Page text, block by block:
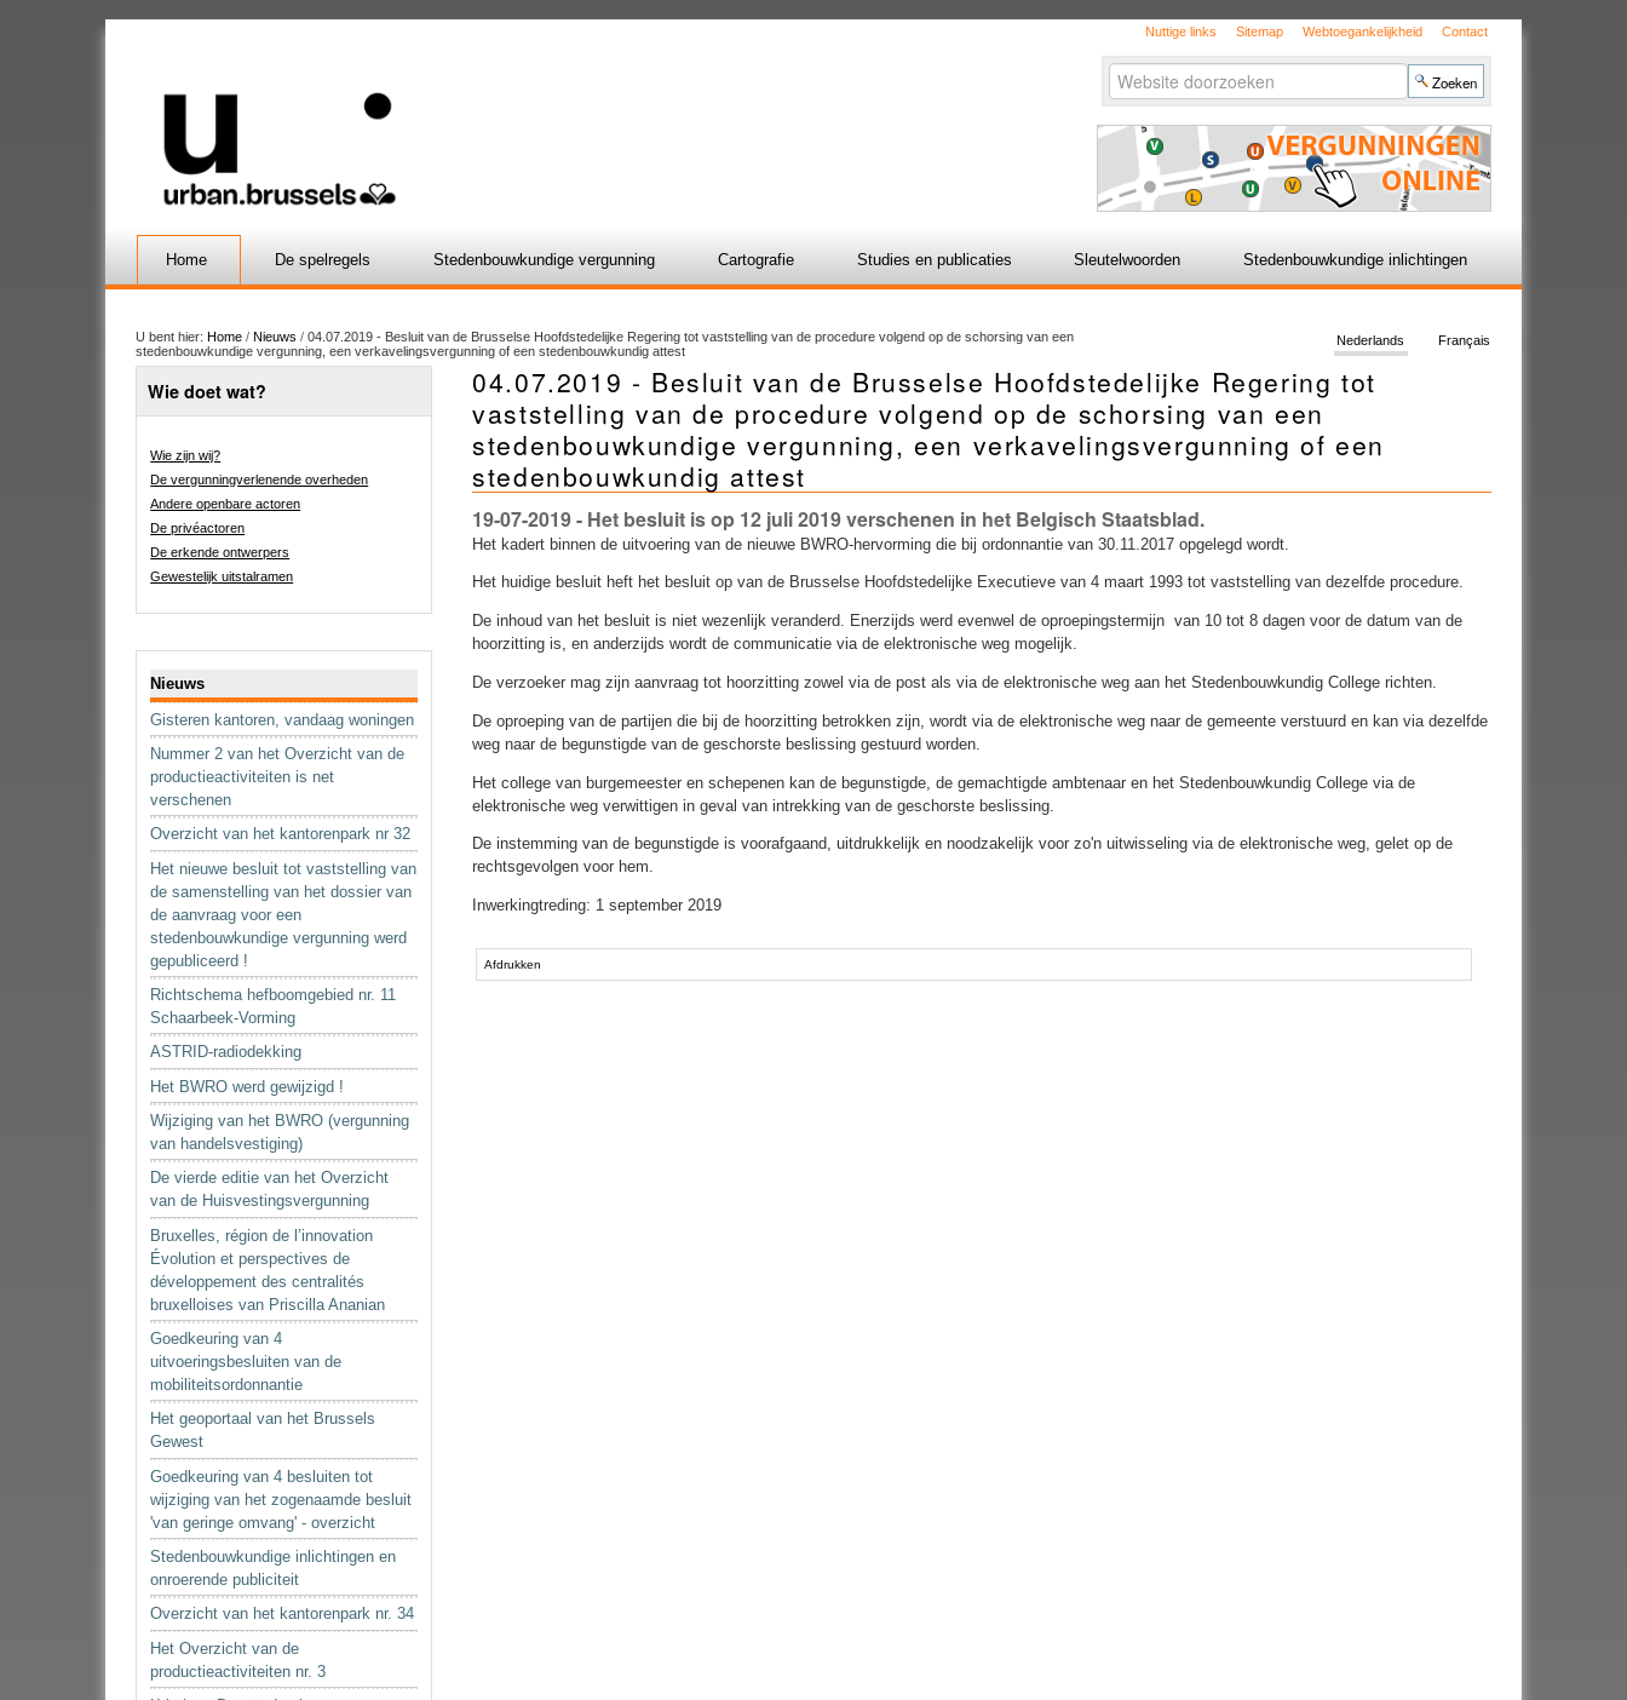
Nuttige links Sitemap Webtoegankelijkheid Contact
Zoek
zoeken...
Home De spelregels Stedenbouwkundige vergunning Cartografie Studies en publicaties Sleutelwoorden Stedenbouwkundige inlichtingen
U bent hier: Home / Nieuws / 04.07.2019 - Besluit van de Brusselse Hoofdstedelijke Regering tot vaststelling van de procedure volgend op de schorsing van een
stedenbouwkundige vergunning, een verkavelingsvergunning of een stedenbouwkundig attest
Français
Nederlands
Wie doet wat?
Wie zijn wij?
De vergunningverlenende overheden
Andere openbare actoren
De privéactoren
De erkende ontwerpers
Gewestelijk uitstalramen
Nieuws
Gisteren kantoren, vandaag woningen
Nummer 2 van het Overzicht van de
productieactiviteiten is net
verschenen
Overzicht van het kantorenpark nr 32
Het nieuwe besluit tot vaststelling van
de samenstelling van het dossier van
de aanvraag voor een
stedenbouwkundige vergunning werd
gepubliceerd !
Richtschema hefboomgebied nr. 11
Schaarbeek-Vorming
ASTRID-radiodekking
Het BWRO werd gewijzigd !
Wijziging van het BWRO (vergunning
van handelsvestiging)
De vierde editie van het Overzicht
van de Huisvestingsvergunning
Bruxelles, région de l’innovation
Évolution et perspectives de
développement des centralités
bruxelloises van Priscilla Ananian
Goedkeuring van 4
uitvoeringsbesluiten van de
mobiliteitsordonnantie
Het geoportaal van het Brussels
Gewest
Goedkeuring van 4 besluiten tot
wijziging van het zogenaamde besluit
'van geringe omvang' - overzicht
Stedenbouwkundige inlichtingen en
onroerende publiciteit
Overzicht van het kantorenpark nr. 34
Het Overzicht van de
productieactiviteiten nr. 3
04.07.2019 - Besluit van de Brusselse Hoofdstedelijke Regering tot
vaststelling van de procedure volgend op de schorsing van een
stedenbouwkundige vergunning, een verkavelingsvergunning of een
stedenbouwkundig attest
19-07-2019- Het besluit is op 12 juli 2019 verschenen in het Belgisch Staatsblad.
Het kadert binnen de uitvoering van de nieuwe BWRO-hervorming die bij ordonnantie van 30.11.2017 opgelegd wordt.
Het huidige besluit heft het besluit op van de Brusselse Hoofdstedelijke Executieve van 4 maart 1993 tot vaststelling van dezelfde procedure.
De inhoud van het besluit is niet wezenlijk veranderd. Enerzijds werd evenwel de oproepingstermijn van 10 tot 8 dagen voor de datum van de
hoorzitting is, en anderzijds wordt de communicatie via de elektronische weg mogelijk.
De verzoeker mag zijn aanvraag tot hoorzitting zowel via de post als via de elektronische weg aan het Stedenbouwkundig College richten.
De oproeping van de partijen die bij de hoorzitting betrokken zijn, wordt via de elektronische weg naar de gemeente verstuurd en kan via dezelfde
weg naar de begunstigde van de geschorste beslissing gestuurd worden.
Het college van burgemeester en schepenen kan de begunstigde, de gemachtigde ambtenaar en het Stedenbouwkundig College via de
elektronische weg verwittigen in geval van intrekking van de geschorste beslissing.
De instemming van de begunstigde is voorafgaand, uitdrukkelijk en noodzakelijk voor zo'n uitwisseling via de elektronische weg, gelet op de
rechtsgevolgen voor hem.
Inwerkingtreding: 1 september 2019
acties
Afdrukken